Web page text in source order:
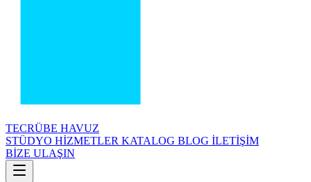
TECRÜBE HAVUZ
STÜDYO HİZMETLER KATALOG BLOG İLETİŞİM
BİZE ULAŞIN